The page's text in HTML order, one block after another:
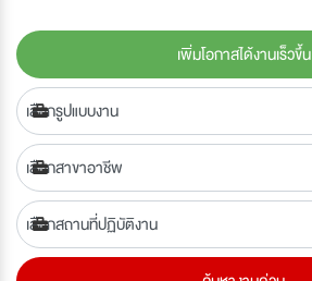
เพิ่มโอกาสได้งานเร็วขึ้น